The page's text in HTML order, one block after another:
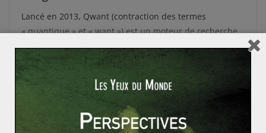
Lancé en 2013, Qwant (contraction des termes
« quantique » et « want ») est un moteur de recherche
sur Internet français créé par
Read More